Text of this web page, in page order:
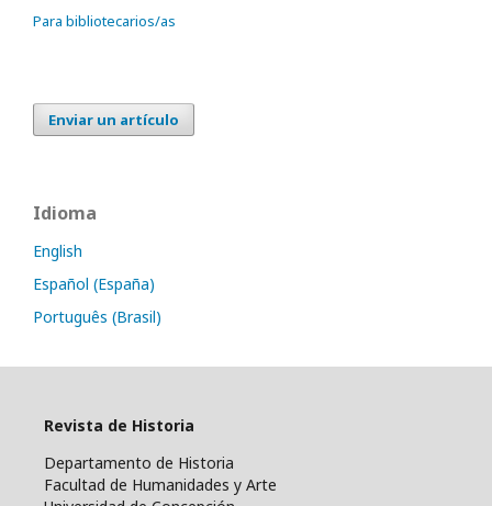
Para bibliotecarios/as
Enviar un artículo
Idioma
English
Español (España)
Português (Brasil)
Revista de Historia
Departamento de Historia
Facultad de Humanidades y Arte